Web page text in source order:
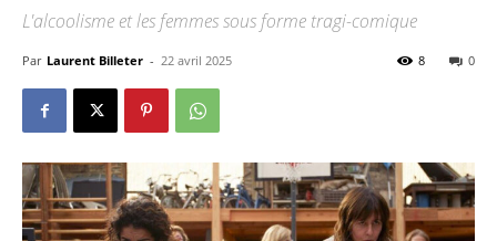
L'alcoolisme et les femmes sous forme tragi-comique
Par Laurent Billeter - 22 avril 2025 0
8